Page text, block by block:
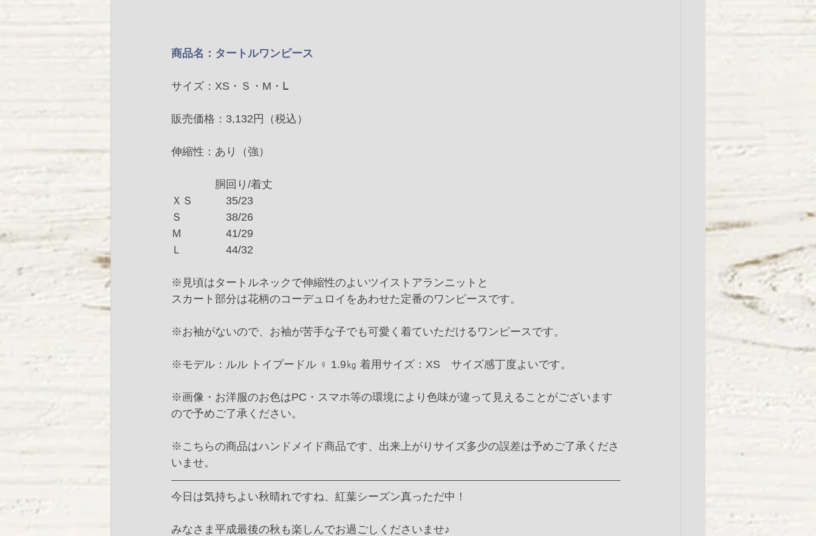
商品名：タートルワンピース
サイズ：XS・Ｓ・M・Ⅼ
販売価格：3,132円（税込）
伸縮性：あり（強）
胴回り/着丈
ＸＳ　　　35/23
Ｓ　　　　38/26
Ｍ　　　　41/29
Ｌ　　　　44/32
※見頃はタートルネックで伸縮性のよいツイストアランニットと
スカート部分は花柄のコーデュロイをあわせた定番のワンピースです。
※お袖がないので、お袖が苦手な子でも可愛く着ていただけるワンピースです。
※モデル：ルル トイプードル ♀ 1.9㎏ 着用サイズ：XS　サイズ感丁度よいです。
※画像・お洋服のお色はPC・スマホ等の環境により色味が違って見えることがございます
ので予めご了承ください。
※こちらの商品はハンドメイド商品です、出来上がりサイズ多少の誤差は予めご了承くださ
いませ。
今日は気持ちよい秋晴れですね、紅葉シーズン真っただ中！
みなさま平成最後の秋も楽しんでお過ごしくださいませ♪